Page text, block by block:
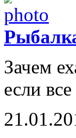
Зачем
если